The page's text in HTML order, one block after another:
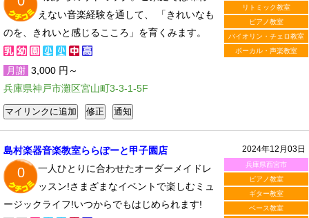
リトミック教室
ピアノ教室
バイオリン・チェロ教室
ボーカル・声楽教室
えない音楽経験を通して、 「きれいなも
のを、きれいと感じるこころ」を育くみます。
月謝 3,000 円～
兵庫県神戸市灘区宮山町3-3-1-5F
2024年12月03日
兵庫県西宮市
ピアノ教室
ギター教室
ベース教室
島村楽器音楽教室ららぽーと甲子園店
0
一人ひとりに合わせたオーダーメイドレ
ッスン!さまざまなイベントで楽しむミュ
ージックライフ!いつからでもはじめられます!